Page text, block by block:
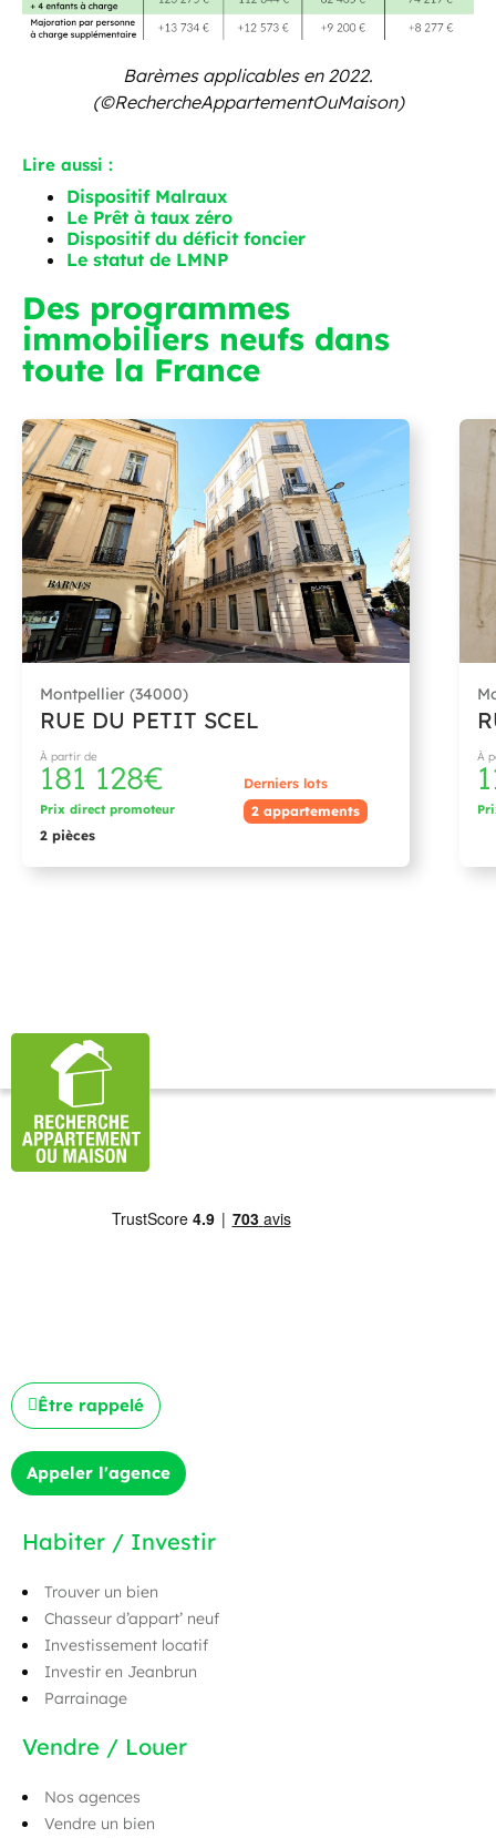
Barèmes applicables en 2022.
(©RechercheAppartementOuMaison)
Lire aussi :
Dispositif Malraux
Le Prêt à taux zéro
Dispositif du déficit foncier
Le statut de LMNP
Des programmes
immobiliers neufs dans
toute la France
Montpellier (34000)
RUE DU PETIT SCEL
À partir de
181 128€
Prix direct promoteur
2 pièces
Derniers lots
2 appartements
À
Être rappelé
Appeler l'agence
Habiter / Investir
Trouver un bien
Chasseur d’appart’ neuf
Investissement locatif
Investir en Jeanbrun
Parrainage
Vendre / Louer
Nos agences
Vendre un bien